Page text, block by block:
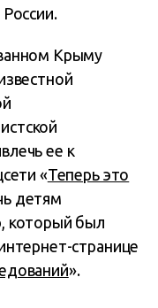
Крыму
ее к
«Теперь это
детям
который был
странице
».